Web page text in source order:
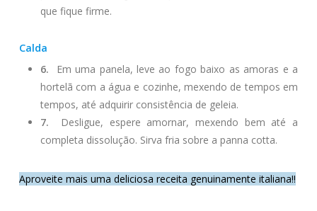
que fique firme.
Calda
6.
Em uma panela, leve ao fogo baixo as amoras e a
hortelã com a água e cozinhe, mexendo de tempos em
tempos, até adquirir consistência de geleia.
7.
Desligue, espere amornar, mexendo bem até a
completa dissolução. Sirva fria sobre a panna cotta.
Aproveite mais uma deliciosa receita genuinamente italiana!!